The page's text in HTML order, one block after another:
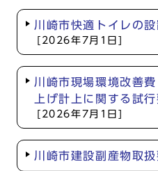
川崎市快適トイレの
[2026年7月1日]
川崎市現場環境改善
上げ計上に関する試
[2026年7月1日]
川崎市建設副産物取扱